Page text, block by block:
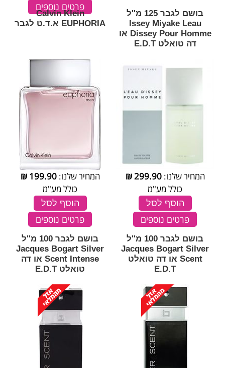
פרטים נוספים
בושם לגבר 125 מ''ל
Issey Miyake Leau
Dissey Pour Homme או
דה טואלט E.D.T
המחיר שלנו:299.90
₪
כולל מע"מ
הוסף לסל
פרטים נוספים
Calvin Klein
EUPHORIA א.ד.ט לגבר
המחיר שלנו:199.90
₪
כולל מע"מ
הוסף לסל
פרטים נוספים
בושם לגבר 100 מ''ל
Jacques Bogart Silver
Scent או דה טואלט
E.D.T
בושם לגבר 100 מ''ל
Jacques Bogart Silver
Scent Intense או דה
טואלט E.D.T